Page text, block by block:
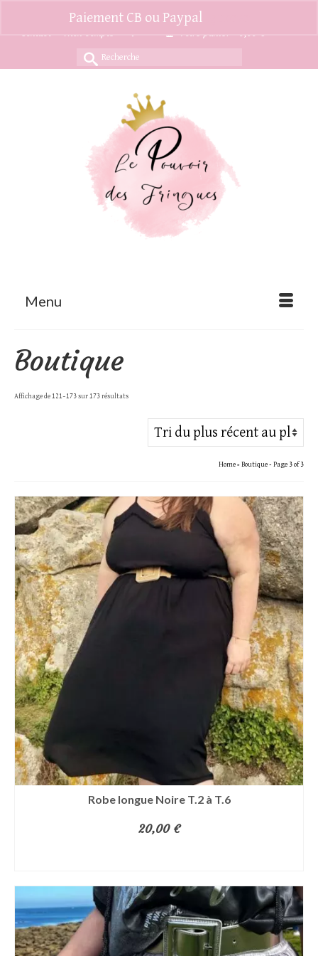
Paiement CB ou Paypal
Contact Mon compte Votre panier 0,00 €
Rechercher :
Menu
Boutique
Affichage de 121–173 sur 173 résultatsTrié
plus
ancien
Home » Boutique - Page 3 of 3
Robe longue Noire T.2 à T.6
20,00 €
produit
a
plusieurs